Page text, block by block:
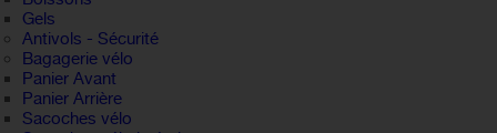
Gels
Antivols - Sécurité
Bagagerie vélo
Panier Avant
Panier Arrière
Sacoches vélo